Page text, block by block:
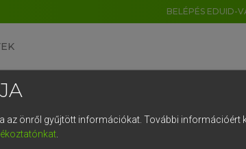
BELÉPÉS EDUID-
az önről gyűjtött információkat. További információért
.
ES IT NL